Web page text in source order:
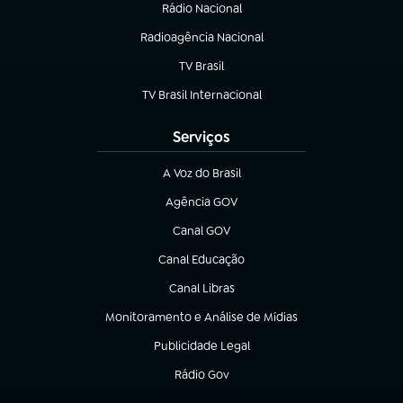
Rádio Nacional
Radioagência Nacional
(abre em nova aba)
TV Brasil
(abre em nova aba)
TV Brasil Internacional
(abre em nova aba)
Serviços
A Voz do Brasil
(abre em nova aba)
Agência GOV
(abre em nova aba)
Canal GOV
(abre em nova aba)
Canal Educação
(abre em nova aba)
Canal Libras
(abre em nova aba)
Monitoramento e Análise de Mídias
(abre em nova aba)
Publicidade Legal
(abre em nova aba)
Rádio Gov
(abre em nova aba)